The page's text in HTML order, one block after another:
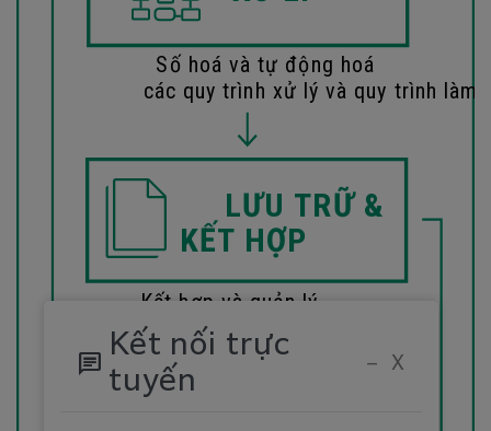
Số hoá và tự động hoá
các quy trình xử lý và quy trình làm
Kết hợp và quản lý
nội dung chủ động
LƯU TRỮ &
KẾT HỢP
chat
Kết nối trực
tuyến
− X